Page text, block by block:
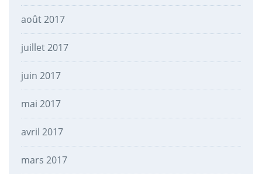
août 2017
juillet 2017
juin 2017
mai 2017
avril 2017
mars 2017